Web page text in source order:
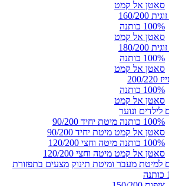
סאטן אל קמט
160/200
100% כותנה
סאטן אל קמט
180/200
100% כותנה
סאטן אל קמט
220
100% כותנה
סאטן אל קמט
לילדים ונוער
100% כותנה מיטת יחיד 90/200
סאטן אל קמט מיטת יחיד 90/200
100% כותנה מיטה וחצי 120/200
סאטן אל קמט מיטה וחצי 120/200
למיטת מעבר ומיטת תינוק מצעים בתפזורת